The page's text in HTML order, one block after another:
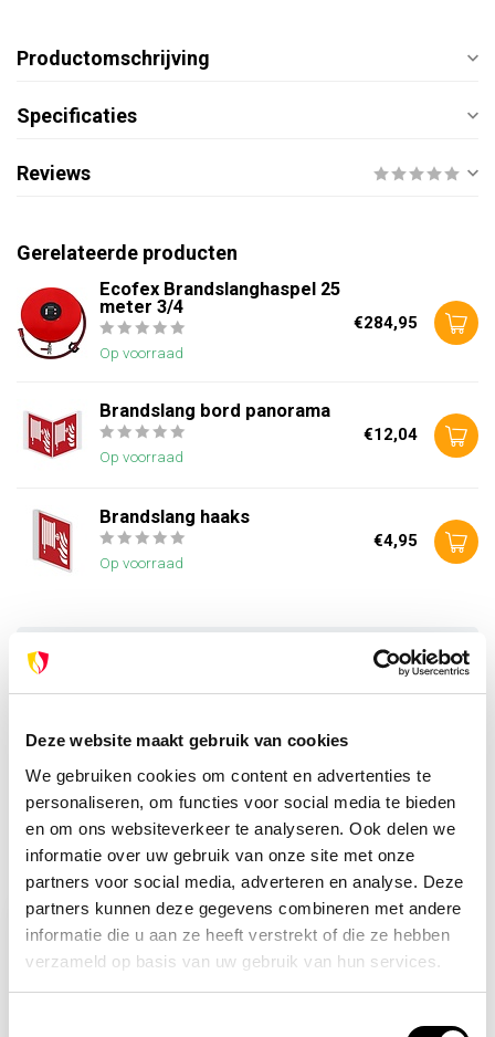
Deze website maakt gebruik van cookies
We gebruiken cookies om content en advertenties te
personaliseren, om functies voor social media te bieden
en om ons websiteverkeer te analyseren. Ook delen we
informatie over uw gebruik van onze site met onze
partners voor social media, adverteren en analyse. Deze
partners kunnen deze gegevens combineren met andere
informatie die u aan ze heeft verstrekt of die ze hebben
verzameld op basis van uw gebruik van hun services.
Productomschrijving
Specificaties
Reviews
Gerelateerde producten
Ecofex Brandslanghaspel 25
meter 3/4
Op voorraad
€284,95
Brandslang bord panorama
Op voorraad
€12,04
Brandslang haaks
Op voorraad
€4,95
Heb je vragen over dit product?
Of heb je hulp nodig bij je bestelling? Neem contact op
met onze klantenservice. We helpen je graag verder!
info@brandpreventie.be
Recent bekeken